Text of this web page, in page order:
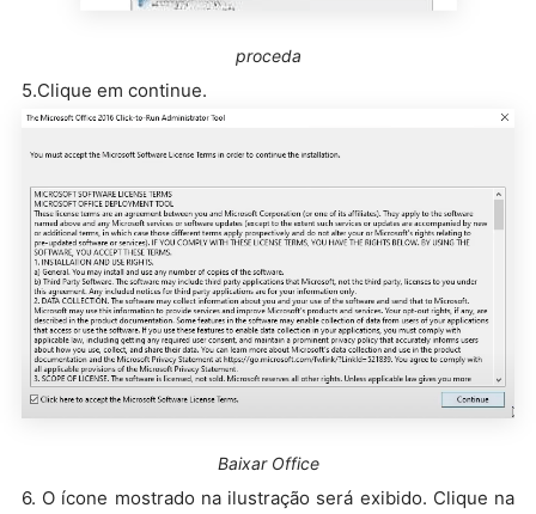
proceda
5.Clique em continue.
Baixar Office
6. O ícone mostrado na ilustração será exibido. Clique na